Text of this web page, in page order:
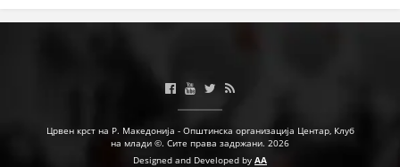
СТРАТЕГИИ
Црвен крст на Р. Македонија - Општинска организација Центар, Клуб
на млади ©. Сите права задржани. 2026
Designed and Developed by AA